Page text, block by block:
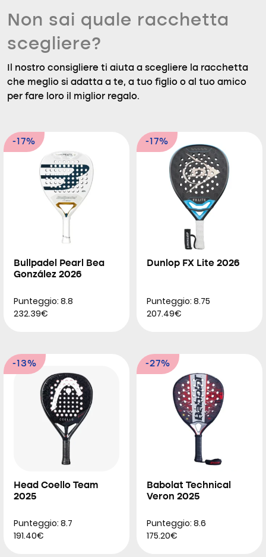
Non sai quale racchetta
scegliere?
Il nostro consigliere ti aiuta a scegliere la racchetta
che meglio si adatta a te, a tuo figlio o al tuo amico
per fare loro il miglior regalo.
-17%
Bullpadel Pearl Bea
González 2026
Punteggio: 8.8
232.39€
-17%
Dunlop FX Lite 2026
Punteggio: 8.75
207.49€
-13%
Head Coello Team
2025
Punteggio: 8.7
191.40€
-27%
Babolat Technical
Veron 2025
Punteggio: 8.6
175.20€